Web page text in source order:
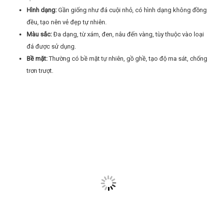
Hình dạng: Gần giống như đá cuội nhỏ, có hình dạng không đồng
đều, tạo nên vẻ đẹp tự nhiên.
Màu sắc: Đa dạng, từ xám, đen, nâu đến vàng, tùy thuộc vào loại
đá được sử dụng.
Bề mặt:Thường có bề mặt tự nhiên, gồ ghề, tạo độ ma sát, chống
trơn trượt.